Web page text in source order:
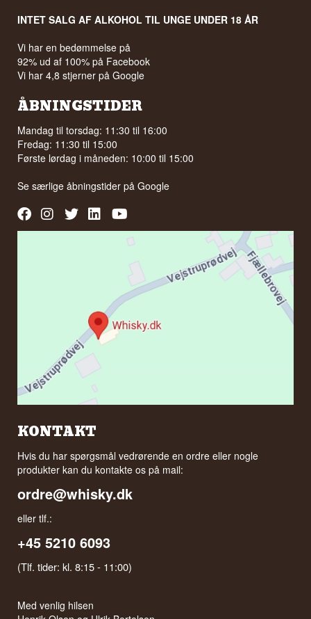
INTET SALG AF ALKOHOL TIL UNGE UNDER 18 ÅR
Vi har en bedømmelse på
92% ud af 100% på Facebook
Vi har 4,8 stjerner på Google
ÅBNINGSTIDER
Mandag til torsdag: 11:30 til 16:00
Fredag: 11:30 til 15:00
Første lørdag i måneden: 10:00 til 15:00
Se særlige åbningstider påGoogle
KONTAKT
Hvis du har spørgsmål vedrørende en ordre eller nogle
produkter kan du kontakte os på mail:
ordre@whisky.dk
eller tlf.:
+45 5210 6093
(Tlf. tider: kl. 8:15 - 11:00)
Med venlig hilsen